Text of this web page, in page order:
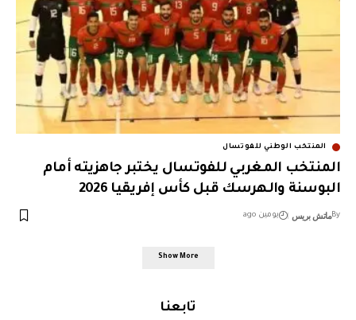
المنتخب الوطني للفوتسال
المنتخب المغربي للفوتسال يختبر جاهزيته أمام
البوسنة والهرسك قبل كأس إفريقيا 2026
Byماتش بريس يومين ago
Show More
تابعنا